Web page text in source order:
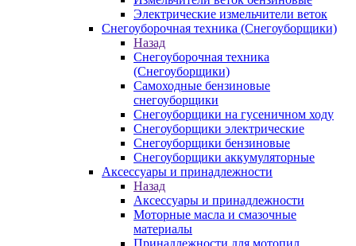
Электрические измельчители веток
Снегоуборочная техника (Снегоуборщики)
Назад
Снегоуборочная техника
(Снегоуборщики)
Самоходные бензиновые
снегоуборщики
Снегоуборщики на гусеничном ходу
Снегоуборщики электрические
Снегоуборщики бензиновые
Снегоуборщики аккумуляторные
Аксессуары и принадлежности
Назад
Аксессуары и принадлежности
Моторные масла и смазочные
материалы
Принадлежности для мотопил